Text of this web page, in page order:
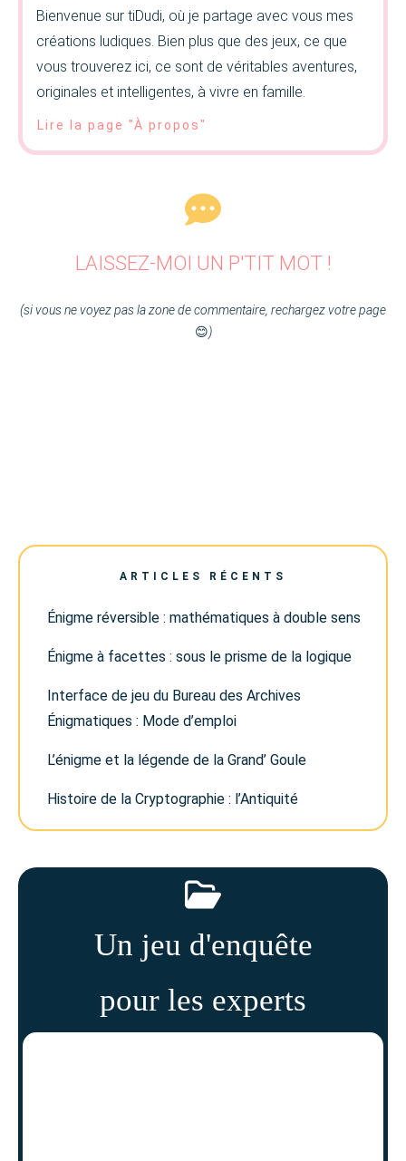
Bienvenue sur tiDudi, où je partage avec vous mes
créations ludiques. Bien plus que des jeux, ce que
vous trouverez ici, ce sont de véritables aventures,
originales et intelligentes, à vivre en famille.
Lire la page "À propos"
LAISSEZ-MOI UN P'TIT MOT !
(si vous ne voyez pas la zone de commentaire, rechargez votre page
😊)
ARTICLES RÉCENTS
Énigme réversible : mathématiques à double sens
Énigme à facettes : sous le prisme de la logique
Interface de jeu du Bureau des Archives
Énigmatiques : Mode d’emploi
L’énigme et la légende de la Grand’ Goule
Histoire de la Cryptographie : l’Antiquité
Un jeu d'enquête
pour les experts